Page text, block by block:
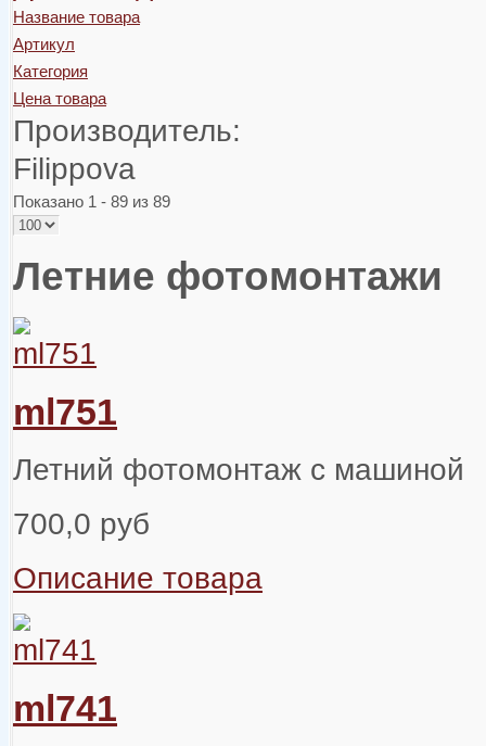
Название товара
Артикул
Категория
Цена товара
Производитель:
Filippova
Показано 1 - 89 из 89
Летние фотомонтажи
ml751
Летний фотомонтаж с машиной
700,0 руб
Описание товара
ml741